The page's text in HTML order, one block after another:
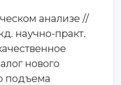
анализе //
научно-практ.
нового
подъема